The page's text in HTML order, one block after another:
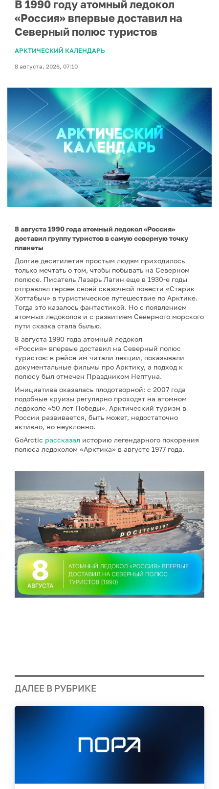
В 1990 году атомный ледокол
«Россия» впервые доставил на
Северный полюс туристов
АРКТИЧЕСКИЙ КАЛЕНДАРЬ
8 августа, 2026, 07:10
8 августа 1990 года атомный ледокол «Россия»
доставил группу туристов в самую северную точку
планеты
Долгие десятилетия простым людям приходилось
только мечтать о том, чтобы побывать на Северном
полюсе. Писатель Лазарь Лагин еще в 1930-е годы
отправлял героев своей сказочной повести «Старик
Хоттабыч» в туристическое путешествие по Арктике.
Тогда это казалось фантастикой. Но с появлением
атомных ледоколов и с развитием Северного морского
пути сказка стала былью.
8 августа 1990 года атомный ледокол
«Россия» впервые доставил на Северный полюс
туристов: в рейсе им читали лекции, показывали
документальные фильмы про Арктику, а подход к
полюсу был отмечен Праздником Нептуна.
Инициатива оказалась плодотворной: с 2007 года
подобные круизы регулярно проходят на атомном
ледоколе «50 лет Победы». Арктический туризм в
России развивается, быть может, недостаточно
активно, но неуклонно.
GoArctic рассказал историю легендарного покорения
полюса ледоколом «Арктика» в августе 1977 года.
ДАЛЕЕ В РУБРИКЕ